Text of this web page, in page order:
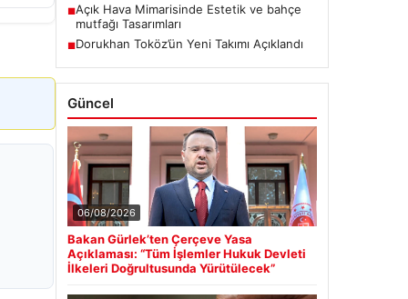
■Açık Hava Mimarisinde Estetik ve bahçe
mutfağı Tasarımları
■Dorukhan Toköz’ün Yeni Takımı Açıklandı
Güncel
06/08/2026
Bakan Gürlek’ten Çerçeve Yasa
Açıklaması: “Tüm İşlemler Hukuk Devleti
İlkeleri Doğrultusunda Yürütülecek”